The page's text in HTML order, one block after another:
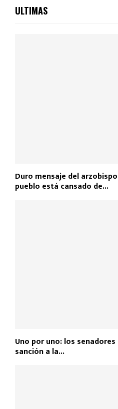
ULTIMAS
Duro mensaje del
pueblo está cansado de...
Uno por uno: los
sanción a la...